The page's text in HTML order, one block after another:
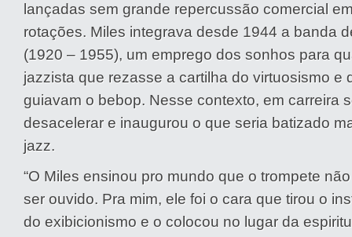
lançadas sem grande repercussão comercial
rotações. Miles integrava desde 1944 a banda
(1920 – 1955), um emprego dos sonhos para
jazzista que rezasse a cartilha do virtuosismo e
guiavam o bebop. Nesse contexto, em carreira
desacelerar e inaugurou o que seria batizado
jazz.
“O Miles ensinou pro mundo que o trompete
ser ouvido. Pra mim, ele foi o cara que tirou o
do exibicionismo e o colocou no lugar da